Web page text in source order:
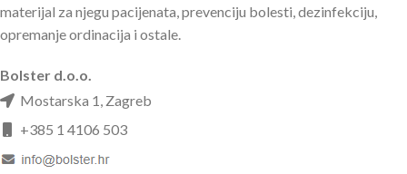
materijal za njegu pacijenata, prevenciju bolesti, dezinfekciju,
opremanje ordinacija i ostale.
Bolster d.o.o.
Mostarska 1, Zagreb
+385 1 4106 503